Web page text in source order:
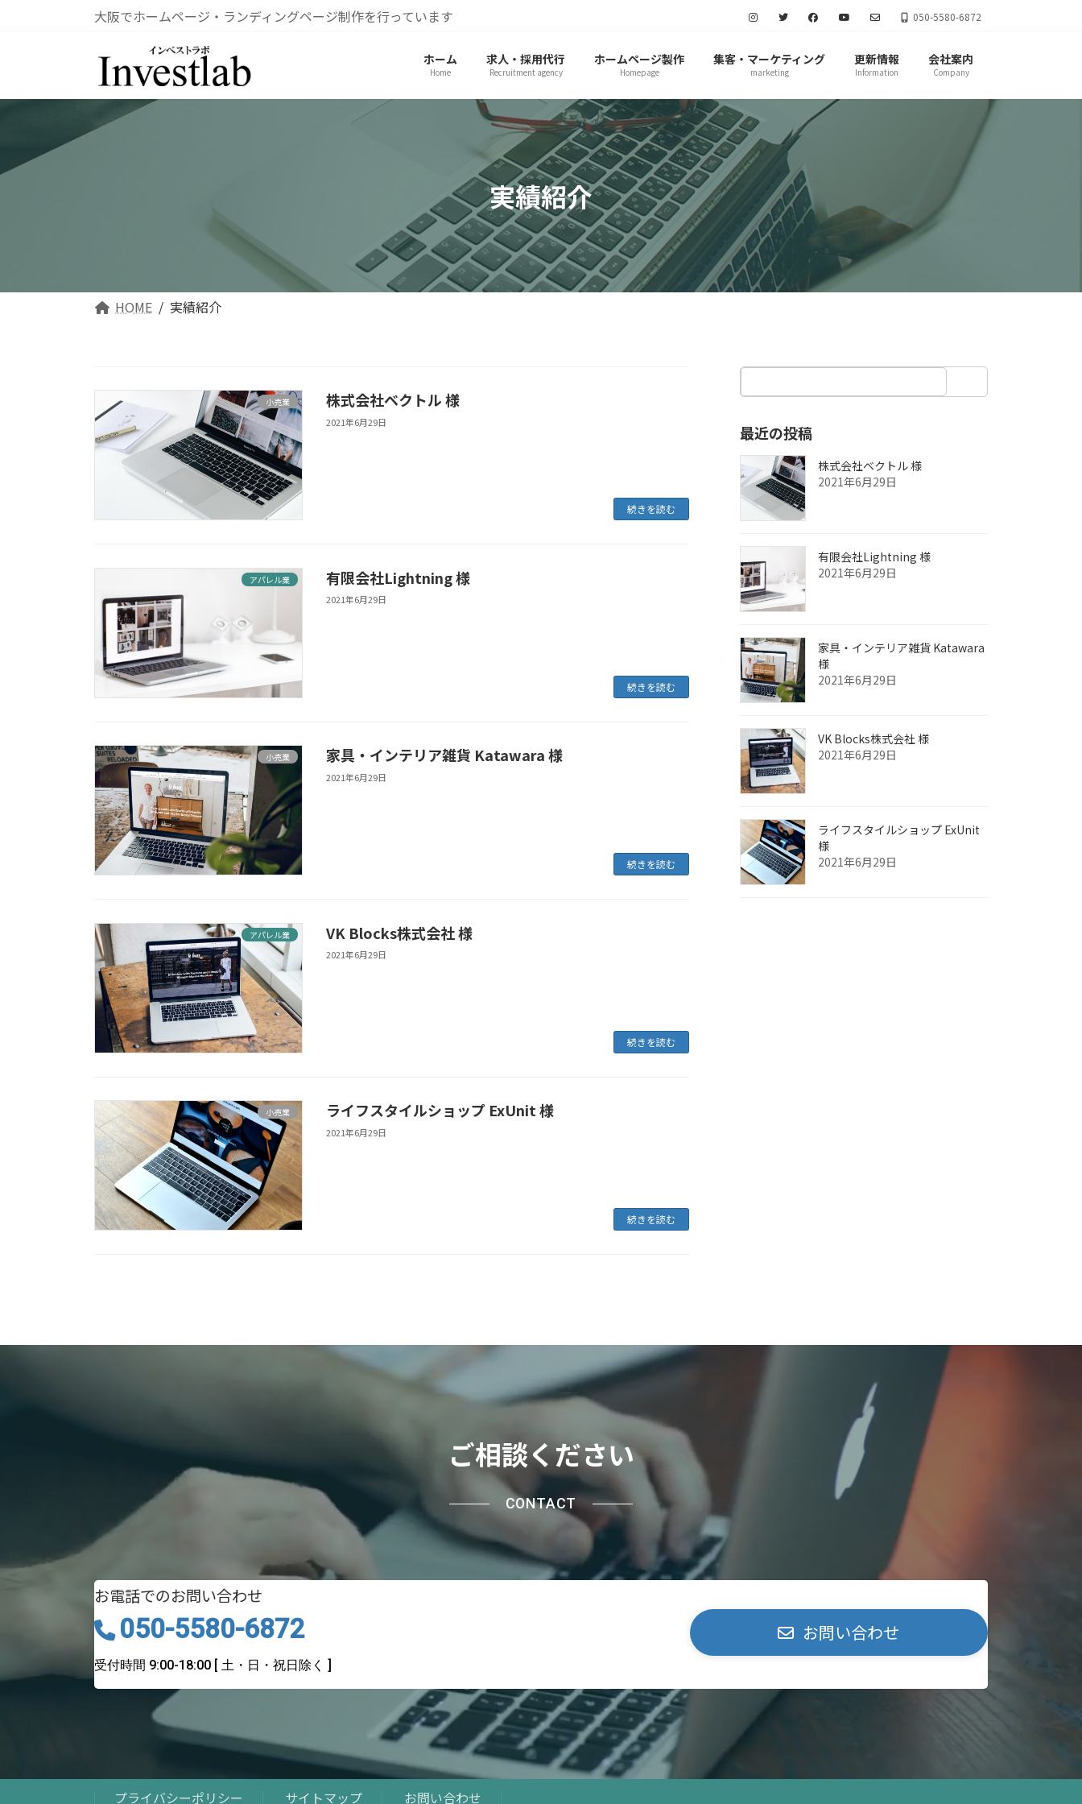
へ
ョ
大阪でホームページ・ランディングページ制作を行っています 050-5580-6872
ホーム
Home
求人・採用代行
Recruitment agency
ホームページ製作
Homepage
集客・マーケティング
marketing
更新情報
Information
会社案内
Company
実績紹介
HOME 実績紹介
小売業 株式会社ベクトル 様
2021年6月29日
続きを読む
アパレル業 有限会社Lightning 様
2021年6月29日
続きを読む
小売業 家具・インテリア雑貨 Katawara 様
2021年6月29日
続きを読む
アパレル業 VK Blocks株式会社 様
2021年6月29日
続きを読む
小売業 ライフスタイルショップ ExUnit 様
2021年6月29日
続きを読む
最近の投稿
株式会社ベクトル 様
2021年6月29日
有限会社Lightning 様
2021年6月29日
家具・インテリア雑貨 Katawara
様
2021年6月29日
VK Blocks株式会社 様
2021年6月29日
ライフスタイルショップ ExUnit
様
2021年6月29日
ご相談ください
CONTACT
お電話でのお問い合わせ
050-5580-6872
受付時間 9:00-18:00 [ 土・日・祝日除く ]
お問い合わせ
プライバシーポリシー サイトマップ お問い合わせ